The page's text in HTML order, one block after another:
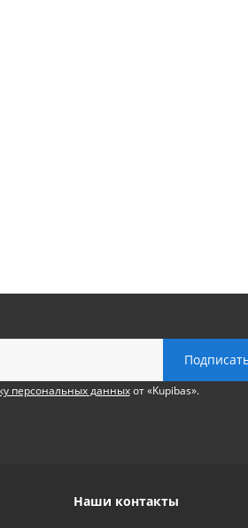
персональных данныхот «Kupibas».
Наши контакты